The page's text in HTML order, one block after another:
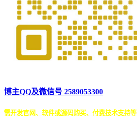
博主QQ及微信号 2589053300
需开发官网、软件或源码购买、付费技术支持等